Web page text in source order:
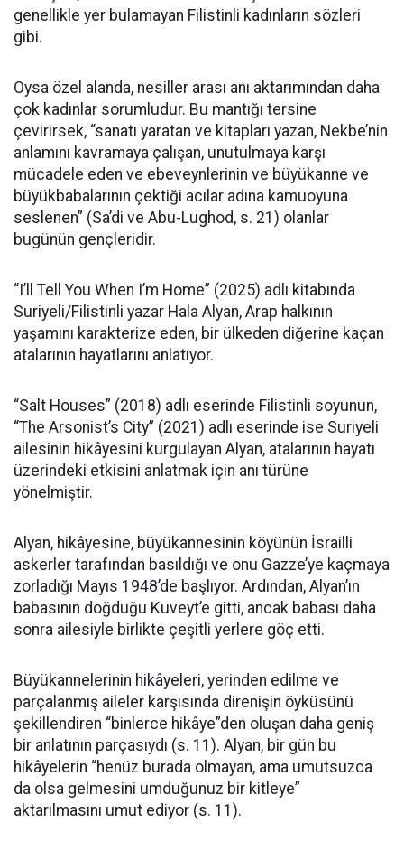
genellikle yer bulamayan Filistinli kadınların sözleri
gibi.
Oysa özel alanda, nesiller arası anı aktarımından daha
çok kadınlar sorumludur. Bu mantığı tersine
çevirirsek, “sanatı yaratan ve kitapları yazan, Nekbe’nin
anlamını kavramaya çalışan, unutulmaya karşı
mücadele eden ve ebeveynlerinin ve büyükanne ve
büyükbabalarının çektiği acılar adına kamuoyuna
seslenen” (Sa’di ve Abu-Lughod, s. 21) olanlar
bugünün gençleridir.
“I’ll Tell You When I’m Home” (2025) adlı kitabında
Suriyeli/Filistinli yazar Hala Alyan, Arap halkının
yaşamını karakterize eden, bir ülkeden diğerine kaçan
atalarının hayatlarını anlatıyor.
“Salt Houses” (2018) adlı eserinde Filistinli soyunun,
“The Arsonist’s City” (2021) adlı eserinde ise Suriyeli
ailesinin hikâyesini kurgulayan Alyan, atalarının hayatı
üzerindeki etkisini anlatmak için anı türüne
yönelmiştir.
Alyan, hikâyesine, büyükannesinin köyünün İsrailli
askerler tarafından basıldığı ve onu Gazze’ye kaçmaya
zorladığı Mayıs 1948’de başlıyor. Ardından, Alyan’ın
babasının doğduğu Kuveyt’e gitti, ancak babası daha
sonra ailesiyle birlikte çeşitli yerlere göç etti.
Büyükannelerinin hikâyeleri, yerinden edilme ve
parçalanmış aileler karşısında direnişin öyküsünü
şekillendiren “binlerce hikâye”den oluşan daha geniş
bir anlatının parçasıydı (s. 11). Alyan, bir gün bu
hikâyelerin “henüz burada olmayan, ama umutsuzca
da olsa gelmesini umduğunuz bir kitleye”
aktarılmasını umut ediyor (s. 11).